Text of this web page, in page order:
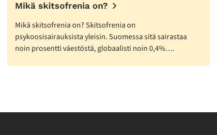
Mikä skitsofrenia on?
Mikä skitsofrenia on? Skitsofrenia on
psykoosisairauksista yleisin. Suomessa sitä sairastaa
noin prosentti väestöstä, globaalisti noin 0,4%….